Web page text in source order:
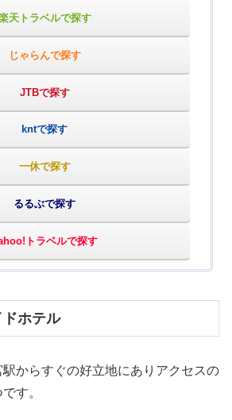
天トラベルで探す
じゃらんで探す
JTBで探す
kntで探す
一休で探す
るるぶで探す
トラベルで探す
ホテル
からすぐの好立地にありアクセスの
す。